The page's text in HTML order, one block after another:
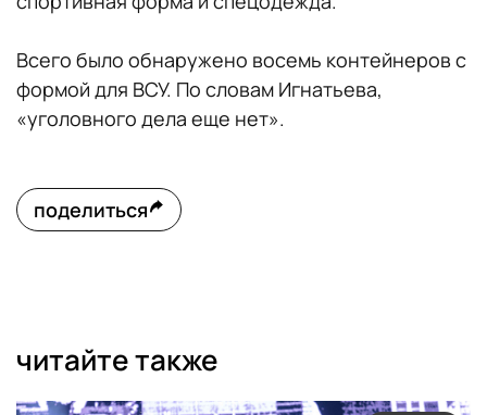
Всего было обнаружено восемь контейнеров с
формой для ВСУ. По словам Игнатьева,
«уголовного дела еще нет».
поделиться
читайте также